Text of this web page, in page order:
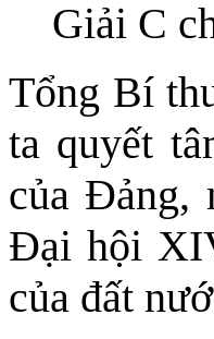
Giải C
Tổng Bí
ta quyết
của Đảng,
Đại hội
của đất